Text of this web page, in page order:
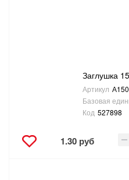
Заглушка
Артикул
Базовая
Код 527898
1.30 руб